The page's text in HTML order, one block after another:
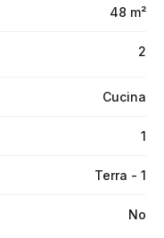
48 m²
2
Cucina
1
Terra - 1
No